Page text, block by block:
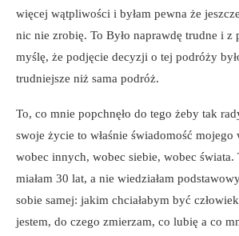
więcej wątpliwości i byłam pewna że
nic nie zrobię. To Było naprawdę trudne i z
myślę, że podjęcie decyzji o tej podróży
trudniejsze niż sama podróż.
To, co mnie popchnęło do tego żeby tak
swoje życie to właśnie świadomość mojego
wobec innych, wobec siebie, wobec świata.
miałam 30 lat, a nie wiedziałam
sobie samej: jakim chciałabym być
jestem, do czego zmierzam, co lubię a co